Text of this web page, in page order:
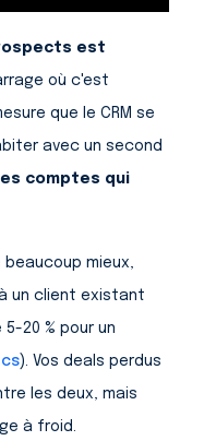
est
où c'est
que le CRM se
avec un second
comptes qui
mieux,
un client existant
20 % pour un
). Vos deals perdus
les deux, mais
à froid.